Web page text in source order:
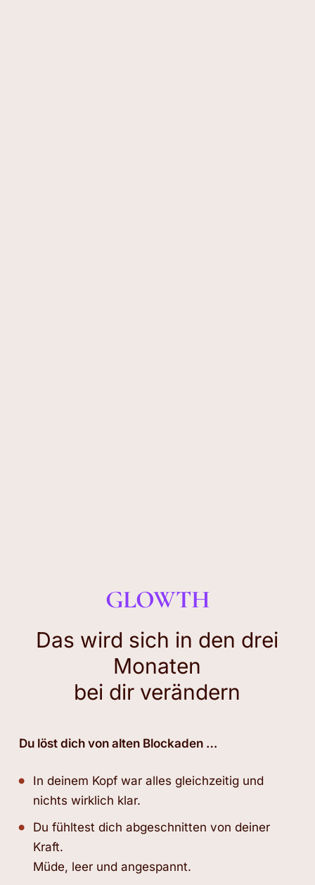
GLOWTH
Das wird sich in den drei
Monaten
bei dir verändern
Du löst dich von alten Blockaden …
In deinem Kopf war alles gleichzeitig und
nichts wirklich klar.
Du fühltest dich abgeschnitten von deiner
Kraft.
Müde, leer und angespannt.